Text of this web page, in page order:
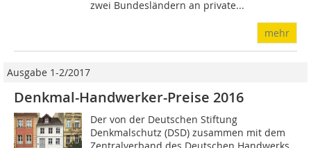
zwei Bundesländern an private...
mehr
Ausgabe 1-2/2017
Denkmal-Handwerker-Preise 2016
Der von der Deutschen Stiftung
Denkmalschutz (DSD) zusammen mit dem